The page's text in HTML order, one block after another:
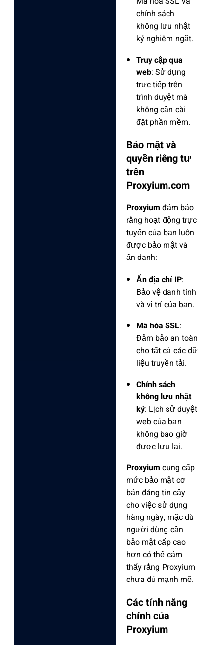
chính sách
không lưu nhật
ký nghiêm ngặt.
Truy cập qua
web: Sử dụng
trực tiếp trên
trình duyệt mà
không cần cài
đặt phần mềm.
Bảo mật và
quyền riêng tư
trên
Proxyium.com
Proxyium đảm bảo
rằng hoạt động trực
tuyến của bạn luôn
được bảo mật và
ẩn danh:
Ẩn địa chỉ IP:
Bảo vệ danh tính
và vị trí của bạn.
Mã hóa SSL:
Đảm bảo an toàn
cho tất cả các dữ
liệu truyền tải.
Chính sách
không lưu nhật
ký: Lịch sử duyệt
web của bạn
không bao giờ
được lưu lại.
Proxyium cung cấp
mức bảo mật cơ
bản đáng tin cậy
cho việc sử dụng
hàng ngày, mặc dù
người dùng cần
bảo mật cấp cao
hơn có thể cảm
thấy rằng Proxyium
chưa đủ mạnh mẽ.
Các tính năng
chính của
Proxyium